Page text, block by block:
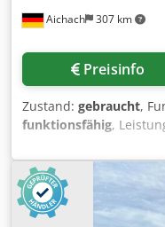
Aichach 307 km
Preisinfo
Zustand: gebraucht,
funktionsfähig,
2013, Betriebsstunden:
Kombiwalze Baujahr
1500-1830 kg Codpfx
Berieselung